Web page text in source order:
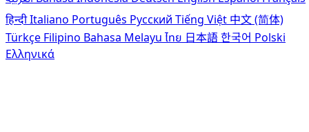
हिन्दीItaliano Português Pусский Tiếng Việt 中文 (简体)
Türkçe Filipino Bahasa Melayu ไทย 日本語한국어 Polski
Ελληνικά